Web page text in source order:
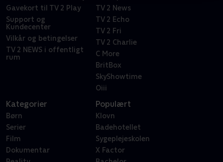
Gavekort til TV 2 Play
Support og
Kundecenter
Vilkår og betingelser
TV 2 NEWS i offentligt
rum
TV 2 News
TV 2 Echo
TV 2 Fri
TV 2 Charlie
C More
BritBox
SkyShowtime
Oiii
Kategorier
Børn
Serier
Film
Dokumentar
Populært
Klovn
Badehotellet
Sygeplejeskolen
X Factor